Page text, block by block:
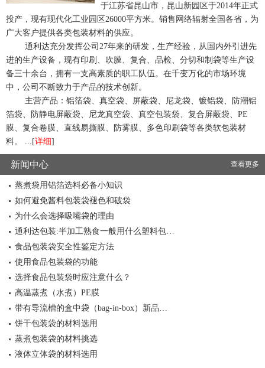
于江苏省昆山市，昆山新园区于2014年正式
投产，现有现代化工业园区26000平方米。销售网络辐射全国各省，为
广大客户提供各类包装材料的供应。
通利达充分发挥公司27年来的研发，生产经验，从国内外引进先
进的生产设备，现有印刷、吹膜、复合、品检、分切和制袋等生产设
备三十余台，拥有一支高素质的职工队伍。在千变万化的市场环境
中，公司不断致力于产品的技术创新。
主营产品：铝箔袋、真空袋、屏蔽袋、尼龙袋、镀铝袋、防潮铝
箔袋、防静电屏蔽袋、尼龙真空袋、真空包装袋、复合屏蔽袋、PE
膜、复合卷膜、直线易撕膜、防雾膜、多色印刷袋等各类软包装材
料。 ...[详细]
新闻中心 查看更多
蒸煮袋用铝箔选料必备小知识
如何避免酱料包装袋褪色和破袋
为什么会选择吸嘴袋的理由
通利达包装:半加工熟食一般用什么塑料包…
食品包装袋安全性鉴定方法
使用食品包装袋的功能
选择食品包装袋时应注意什么？
高温蒸煮（水煮）PE膜
带有导流槽的盒中袋（bag-in-box）新品…
饼干包装袋的材料选用
蒸煮包装袋的材料挑选
液体立体袋的材料选用